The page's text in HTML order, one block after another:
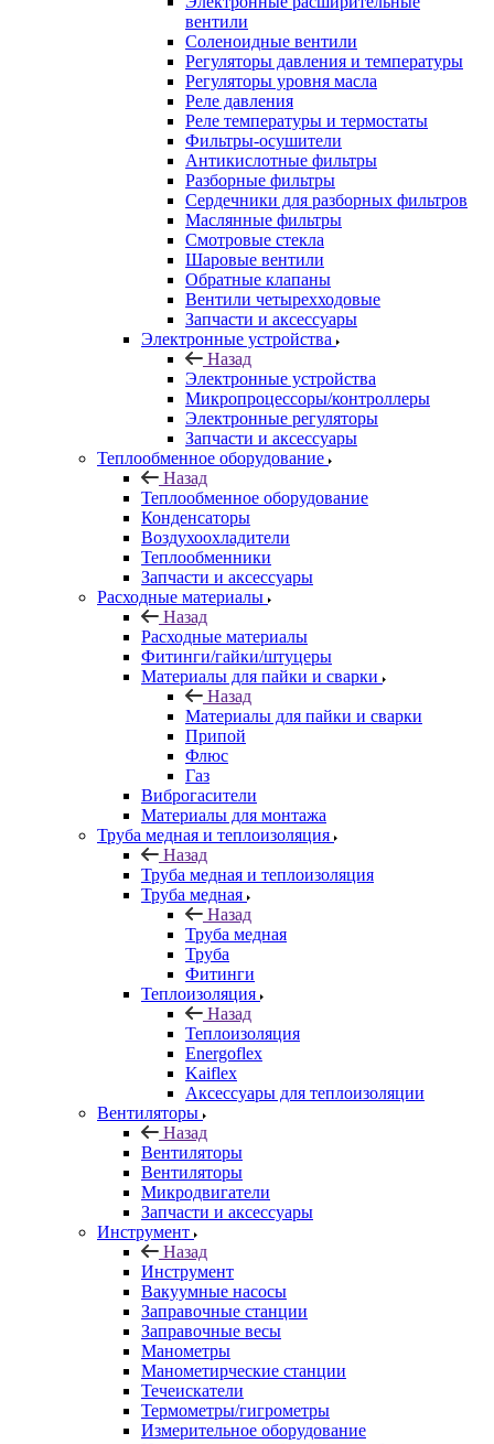
вентили
Соленоидные вентили
Регуляторы давления и температуры
Регуляторы уровня масла
Реле давления
Реле температуры и термостаты
Фильтры-осушители
Антикислотные фильтры
Разборные фильтры
Сердечники для разборных фильтров
Маслянные фильтры
Смотровые стекла
Шаровые вентили
Обратные клапаны
Вентили четырехходовые
Запчасти и аксессуары
Электронные устройства
Назад
Электронные устройства
Микропроцессоры/контроллеры
Электронные регуляторы
Запчасти и аксессуары
Теплообменное оборудование
Назад
Теплообменное оборудование
Конденсаторы
Воздухоохладители
Теплообменники
Запчасти и аксессуары
Расходные материалы
Назад
Расходные материалы
Фитинги/гайки/штуцеры
Материалы для пайки и сварки
Назад
Материалы для пайки и сварки
Припой
Флюс
Газ
Виброгасители
Материалы для монтажа
Труба медная и теплоизоляция
Назад
Труба медная и теплоизоляция
Труба медная
Назад
Труба медная
Труба
Фитинги
Теплоизоляция
Назад
Теплоизоляция
Energoflex
Kaiflex
Аксессуары для теплоизоляции
Вентиляторы
Назад
Вентиляторы
Вентиляторы
Микродвигатели
Запчасти и аксессуары
Инструмент
Назад
Инструмент
Вакуумные насосы
Заправочные станции
Заправочные весы
Манометры
Манометирческие станции
Течеискатели
Термометры/гигрометры
Измерительное оборудование